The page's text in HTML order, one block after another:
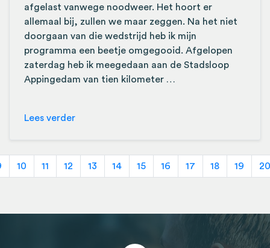
afgelast vanwege noodweer. Het hoort er
allemaal bij, zullen we maar zeggen. Na het niet
doorgaan van die wedstrijd heb ik mijn
programma een beetje omgegooid. Afgelopen
zaterdag heb ik meegedaan aan de Stadsloop
Appingedam van tien kilometer …
Lees verder
10 11 12 13 14 15 16 17 18 19 20